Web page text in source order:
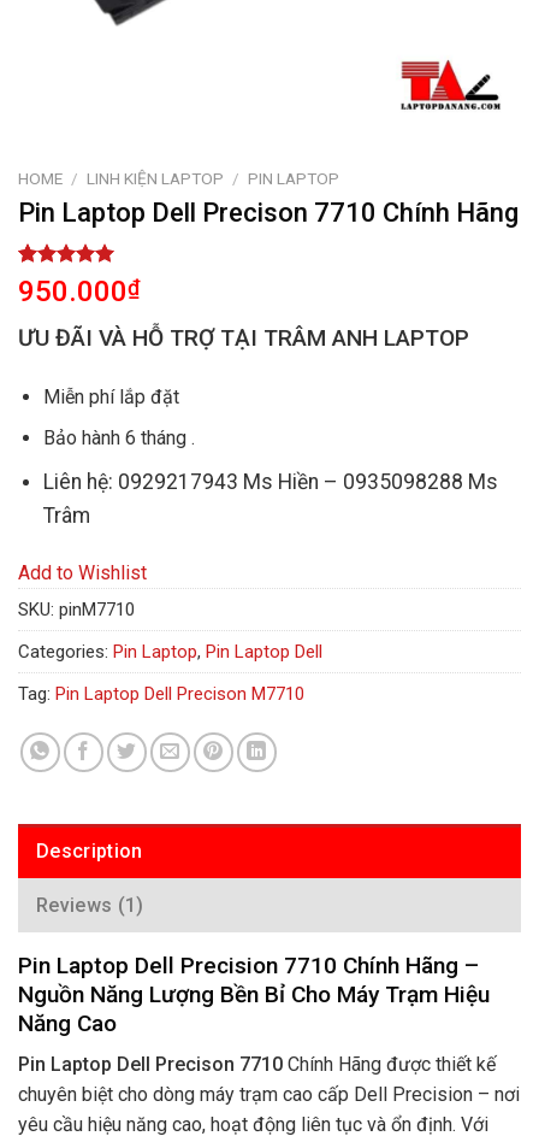
HOME / LINH KIỆN LAPTOP / PIN LAPTOP
Pin Laptop Dell Precison 7710 Chính Hãng
Rated
5.00
out of 5
1
customer
950.000₫
ƯU ĐÃI VÀ HỖ TRỢ TẠI TRÂM ANH LAPTOP
Miễn phí lắp đặt
Bảo hành 6 tháng .
Liên hệ: 0929217943 Ms Hiền – 0935098288 Ms
Trâm
Add to Wishlist
SKU: pinM7710
Categories: Pin Laptop, Pin Laptop Dell
Tag: Pin Laptop Dell Precison M7710
Description
Reviews (1)
Pin Laptop Dell Precision 7710 Chính Hãng –
Nguồn Năng Lượng Bền Bỉ Cho Máy Trạm Hiệu
Năng Cao
Pin Laptop Dell Precison 7710 Chính Hãng được thiết kế
chuyên biệt cho dòng máy trạm cao cấp Dell Precision – nơi
yêu cầu hiệu năng cao, hoạt động liên tục và ổn định. Với